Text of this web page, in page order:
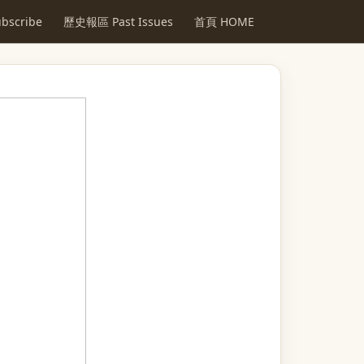
歷史報區 Past Issues 首頁 HOME